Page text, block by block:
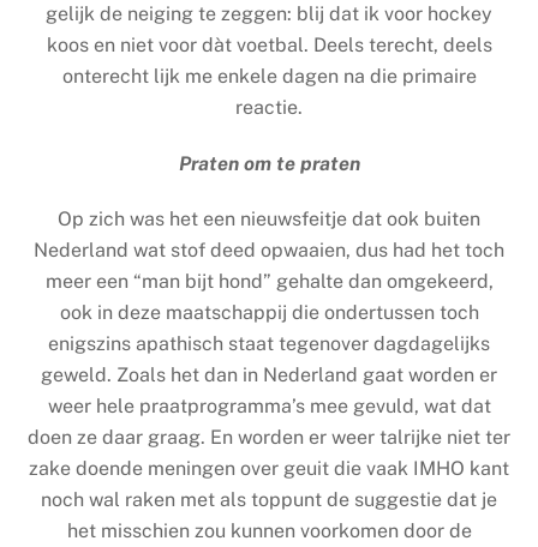
gelijk de neiging te zeggen: blij dat ik voor hockey
koos en niet voor dàt voetbal. Deels terecht, deels
onterecht lijk me enkele dagen na die primaire
reactie.
Praten om te praten
Op zich was het een nieuwsfeitje dat ook buiten
Nederland wat stof deed opwaaien, dus had het toch
meer een “man bijt hond” gehalte dan omgekeerd,
ook in deze maatschappij die ondertussen toch
enigszins apathisch staat tegenover dagdagelijks
geweld. Zoals het dan in Nederland gaat worden er
weer hele praatprogramma’s mee gevuld, wat dat
doen ze daar graag. En worden er weer talrijke niet ter
zake doende meningen over geuit die vaak IMHO kant
noch wal raken met als toppunt de suggestie dat je
het misschien zou kunnen voorkomen door de